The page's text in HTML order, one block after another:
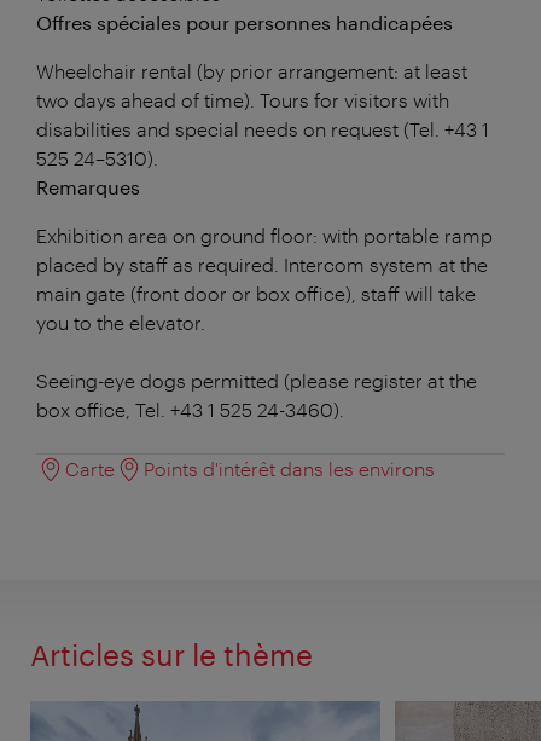
Offres spéciales pour personnes handicapées
Wheelchair rental (by prior arrangement: at least
two days ahead of time). Tours for visitors with
disabilities and special needs on request (Tel. +43 1
525 24–5310).
Remarques
Exhibition area on ground floor: with portable ramp
placed by staff as required. Intercom system at the
main gate (front door or box office), staff will take
you to the elevator.
Seeing-eye dogs permitted (please register at the
box office, Tel. +43 1 525 24-3460).
Carte Points d'intérêt dans les environs
Articles sur le thème